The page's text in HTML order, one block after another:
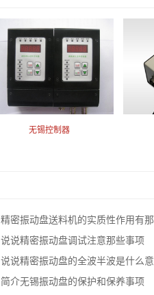
无锡控制器
精密振动盘送料机的实质性作用有那些？
说说精密振动盘调试注意那些事项
说说精密振动盘的全波半波是什么意思？
简介无锡振动盘的保护和保养事项